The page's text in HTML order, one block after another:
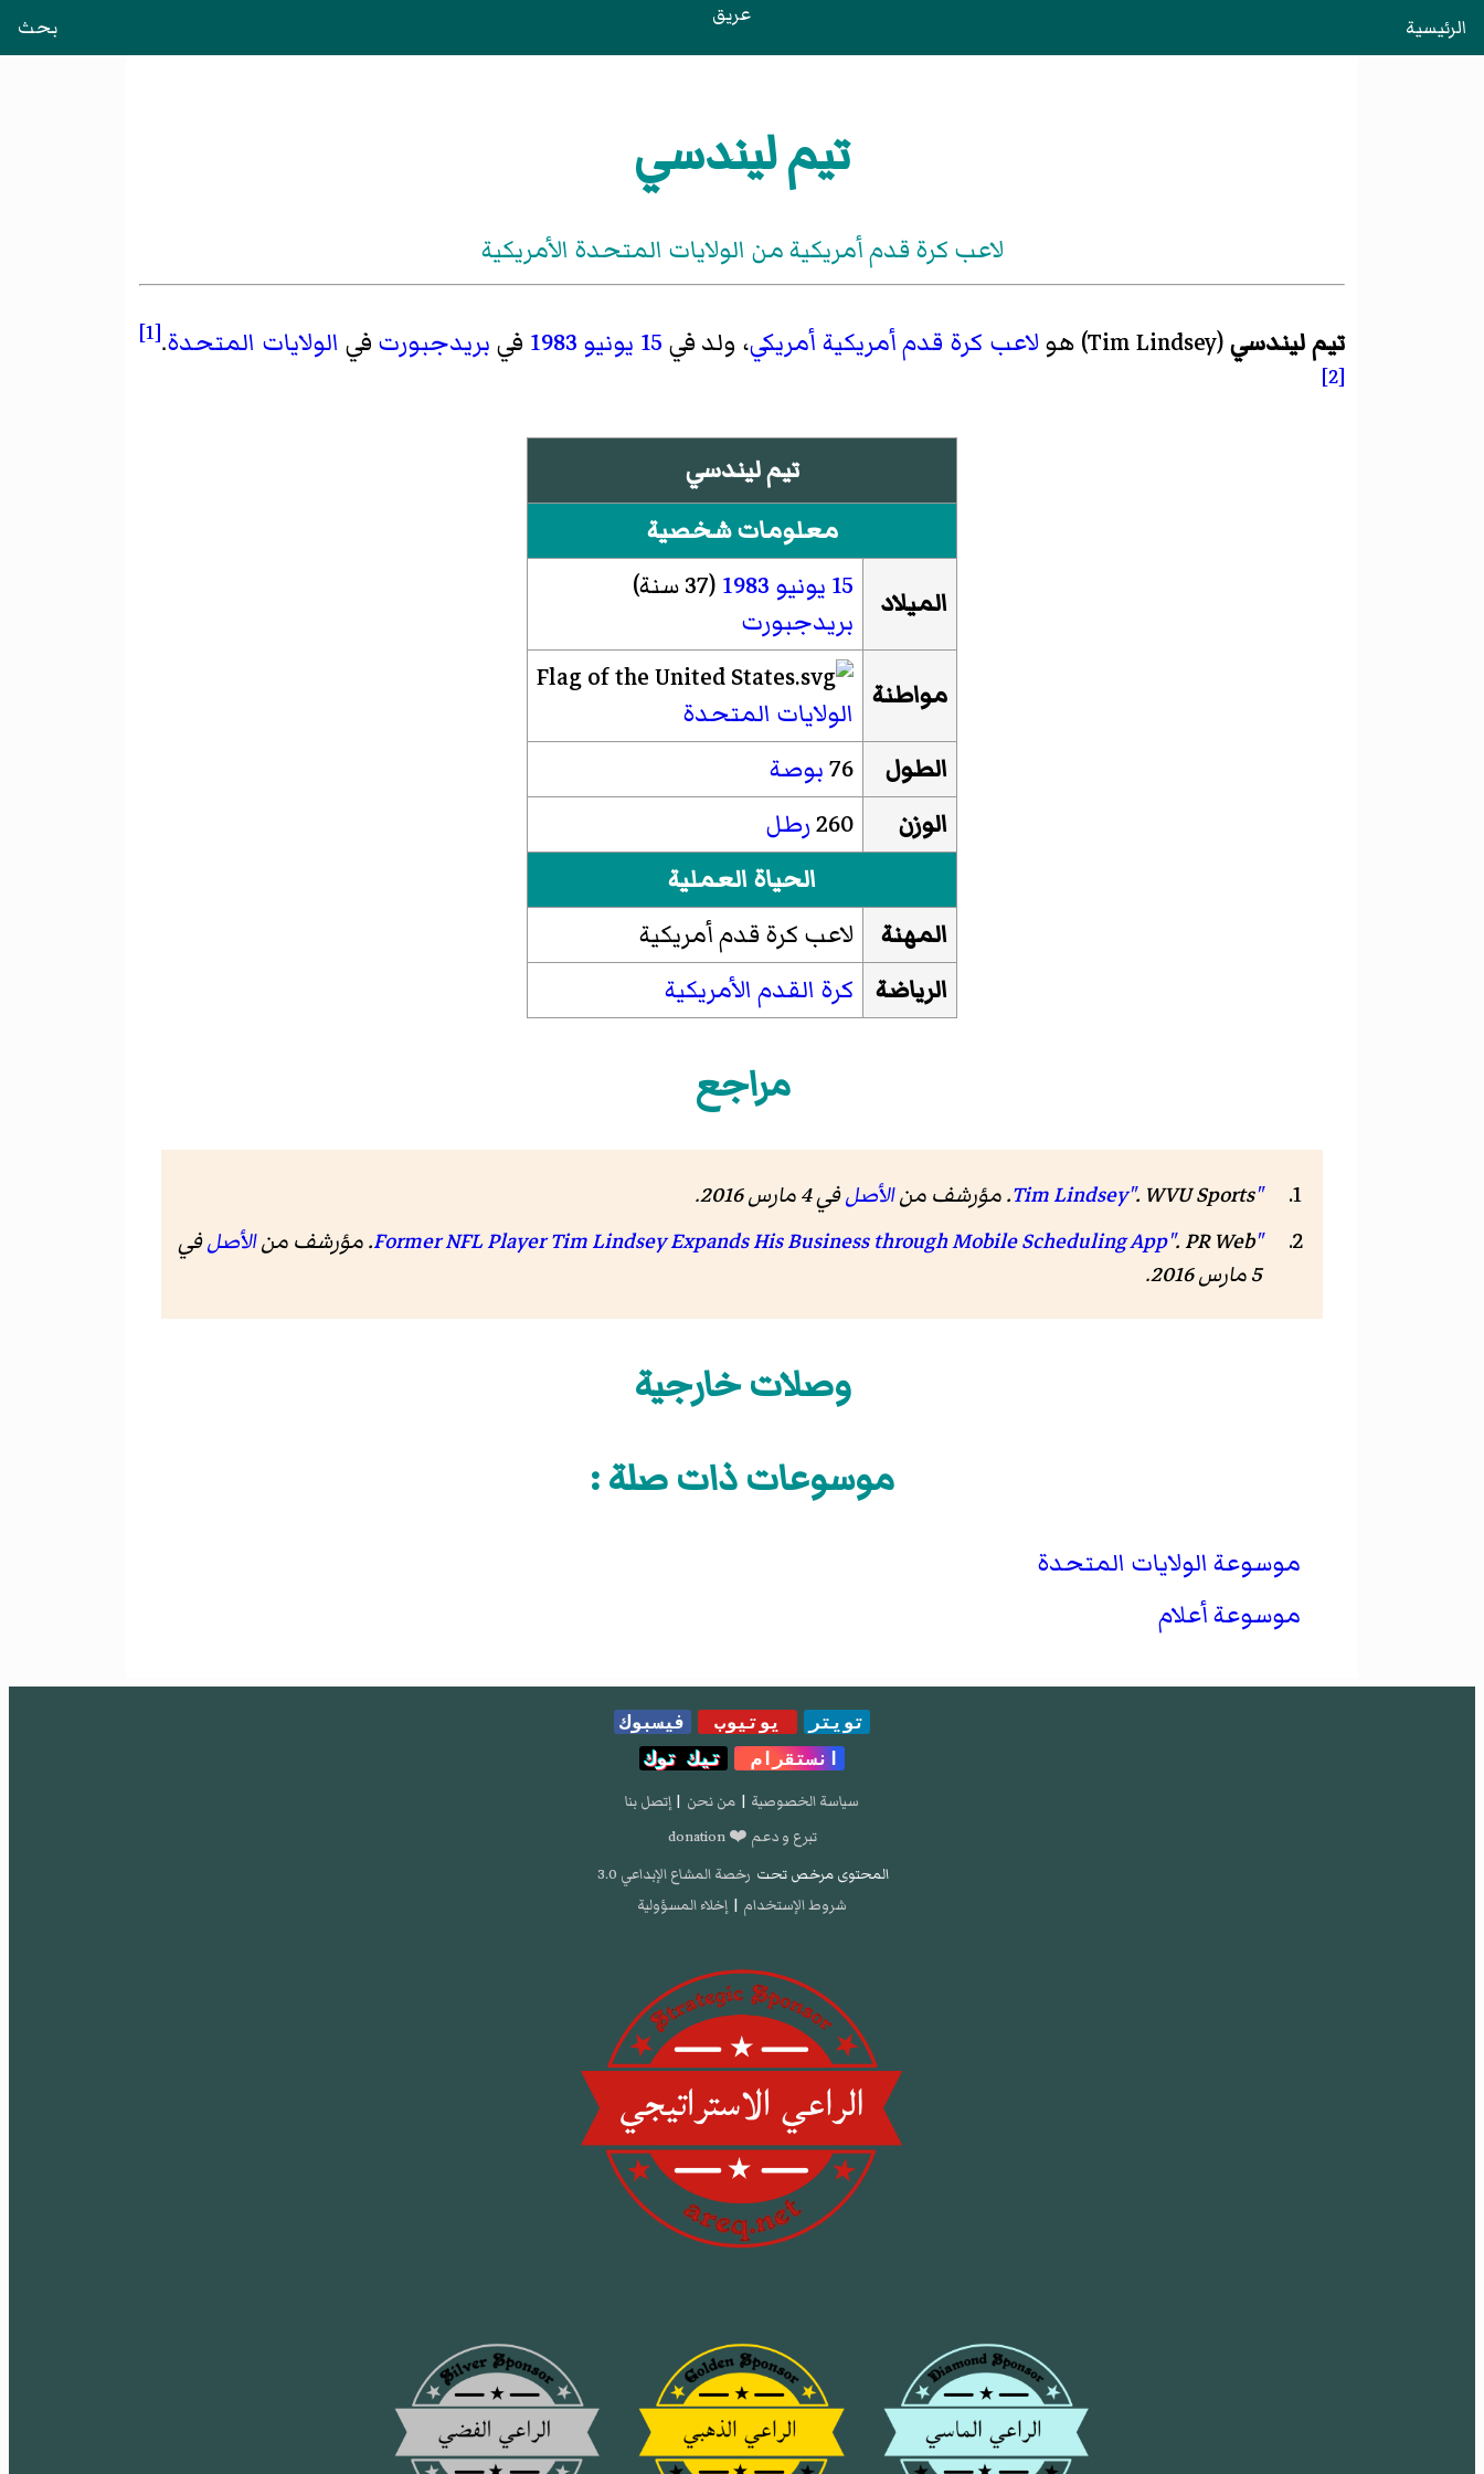
الرئيسية عريق بحث
تيم ليندسي
لاعب كرة قدم أمريكية من الولايات المتحدة الأمريكية
تيم ليندسي(
Tim Lindsey)‏ هو لاعب كرة قدم أمريكية أمريكي، ولد في 15 يونيو 1983 في بريدجبورت في الولايات المتحدة.
[1]
[2]
تيم ليندسي
معلومات شخصية
الميلاد
15 يونيو 1983 (37 سنة)
بريدجبورت
مواطنة
الولايات المتحدة
الطول
76بوصة
الوزن
260رطل
الحياة العملية
المهنة
لاعب كرة قدم أمريكية
الرياضة
كرة القدم الأمريكية
مراجع
"Tim Lindsey". WVU Sports. مؤرشف من الأصلفي 4 مارس 2016
.
"Former NFL Player Tim Lindsey Expands His Business through Mobile Scheduling App". PR Web. مؤرشف من الأصلفي
5 مارس 2016
.
وصلات خارجية
موسوعات ذات صلة :
موسوعة الولايات المتحدة
موسوعة أعلام
تويتر يوتيوب
فيسبوك
انستقرام
تيك توك
سياسة الخصوصية | من نحن | إتصل بنا
تبرع و دعم ❤️ donation
المحتوى مرخص تحت رخصة المشاع الإبداعي 3.0
شروط الإستخدام | إخلاء المسؤولية